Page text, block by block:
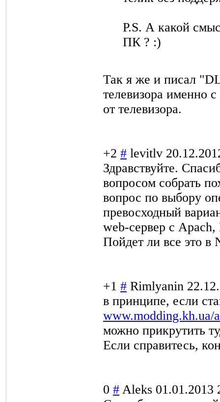
P.S. А какой
ПК ? :)
Так я же и писал
телевизора именно
от телевизора.
+2 # levitlv
Здравствуйте.
вопросом собрать
вопрос по выбору
превосходный
web-сервер с
Пойдет ли все это в
+1 # Rimlyanin
в принципе, если
www.modding.kh.ua/
можно прикрутить
Если справитесь,
0 # Aleks 01.01.2013